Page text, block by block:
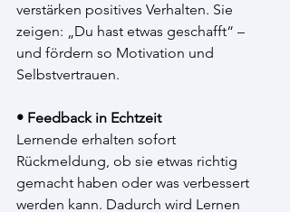
verstärken positives Verhalten. Sie
zeigen: „Du hast etwas geschafft“ –
und fördern so Motivation und
Selbstvertrauen.
• Feedback in Echtzeit
Lernende erhalten sofort
Rückmeldung, ob sie etwas richtig
gemacht haben oder was verbessert
werden kann. Dadurch wird Lernen